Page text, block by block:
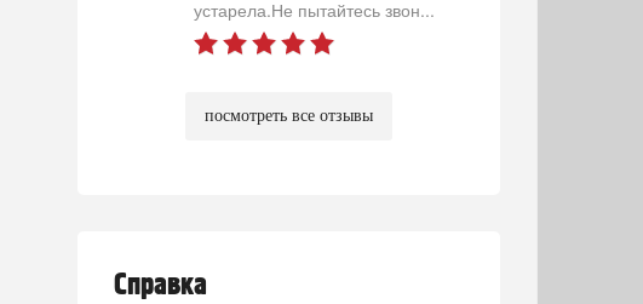
устарела.Не пытайтесь звон...
посмотреть все отзывы
Справка